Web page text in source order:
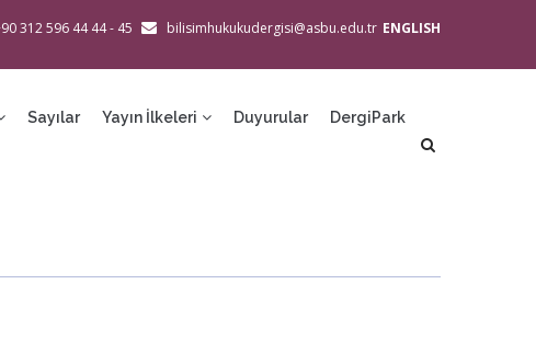
312 596 44 44 - 45 bilisimhukukudergisi@asbu.edu.tr ENGLISH
Sayılar Yayın İlkeleri Duyurular DergiPark